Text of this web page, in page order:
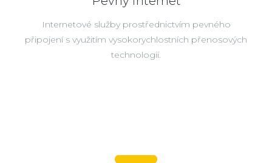
Internetové služby prostřednictvím pevného
připojení s využitím vysokorychlostních přenosových
technologií.